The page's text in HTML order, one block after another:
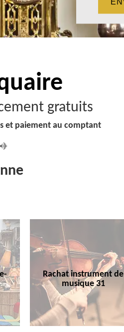
gratuits
et paiement au comptant
Rachat instrument de
musique 31